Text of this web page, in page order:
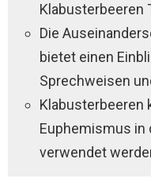
Klabusterbeeren
Die
bietet einen
Sprechweisen
Klabusterbeeren
Euphemismus in
verwendet